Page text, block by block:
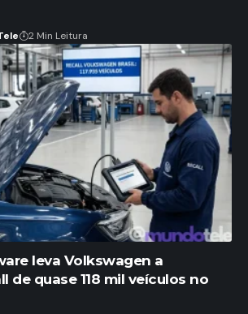
2 Min Leitura
leva Volkswagen a
de quase 118 mil veículos no